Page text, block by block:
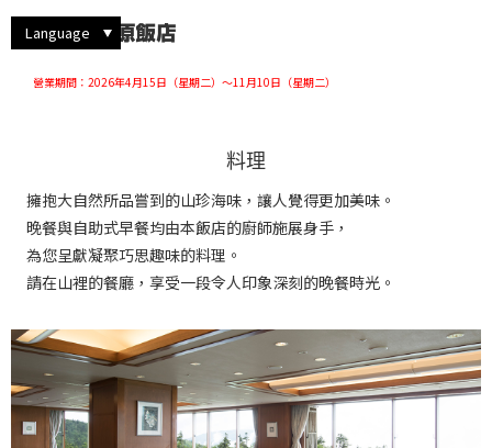
Language
營業期間：2026年4月15日（星期二）～11月10日（星期二）
料理
擁抱大自然所品嘗到的山珍海味，讓人覺得更加美味。
晚餐與自助式早餐均由本飯店的廚師施展身手，
為您呈獻凝聚巧思趣味的料理。
請在山裡的餐廳，享受一段令人印象深刻的晚餐時光。